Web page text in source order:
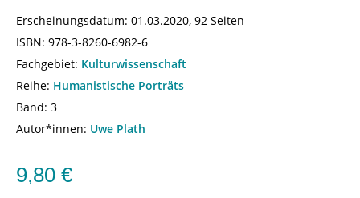
Erscheinungsdatum: 01.03.2020, 92 Seiten
ISBN: 978-3-8260-6982-6
Fachgebiet: Kulturwissenschaft
Reihe: Humanistische Porträts
Band: 3
Autor*innen: Uwe Plath
9,80 €